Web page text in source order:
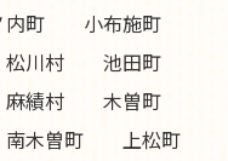
内町
小布施町
松川村
池田町
麻績村
木曽町
南木曽町
上松町